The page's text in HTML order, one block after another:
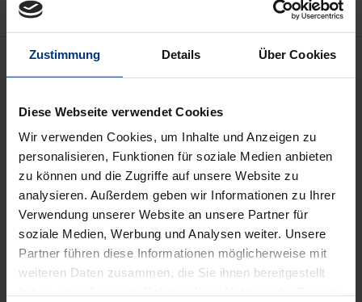
Zustimmung Details Über Cookies
Diese Webseite verwendet Cookies
Wir verwenden Cookies, um Inhalte und Anzeigen zu
personalisieren, Funktionen für soziale Medien anbieten
zu können und die Zugriffe auf unsere Website zu
analysieren. Außerdem geben wir Informationen zu Ihrer
Verwendung unserer Website an unsere Partner für
soziale Medien, Werbung und Analysen weiter. Unsere
Partner führen diese Informationen möglicherweise mit
weiteren Daten zusammen, die Sie ihnen bereitgestellt
Bibliographical data
Edition
1
ISBN
978-3-89913-040-9
Subtitle
Studien zur Frühgeschichte der Arabistik und
Islamkunde in Europa